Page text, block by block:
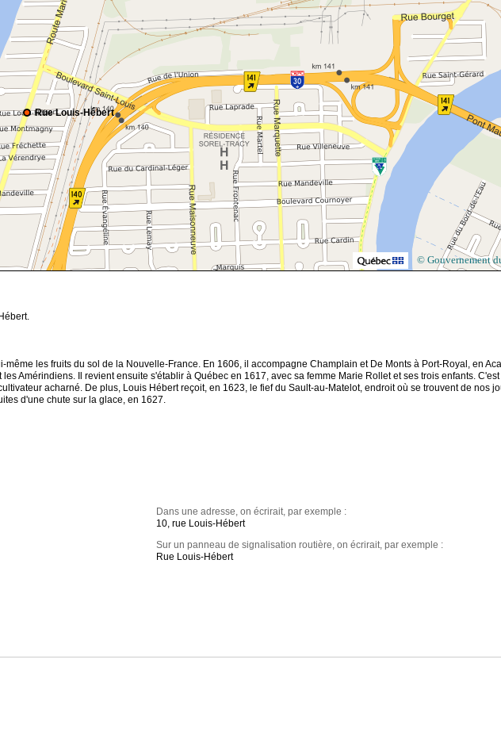
Rue Louis-Hébert
© Gouvernement
les fruits du sol de la Nouvelle-France. En 1606, il accompagne Champlain et De Monts à Port-Royal, en
Amérindiens. Il revient ensuite s'établir à Québec en 1617, avec sa femme Marie Rollet et ses trois enfants.
acharné. De plus, Louis Hébert reçoit, en 1623, le fief du Sault-au-Matelot, endroit où se trouvent de nos
d'une chute sur la glace, en 1627.
Dans une adresse, on écrirait, par exemple :
10, rue Louis-Hébert
Sur un panneau de signalisation routière, on écrirait, par exemple :
Rue Louis-Hébert